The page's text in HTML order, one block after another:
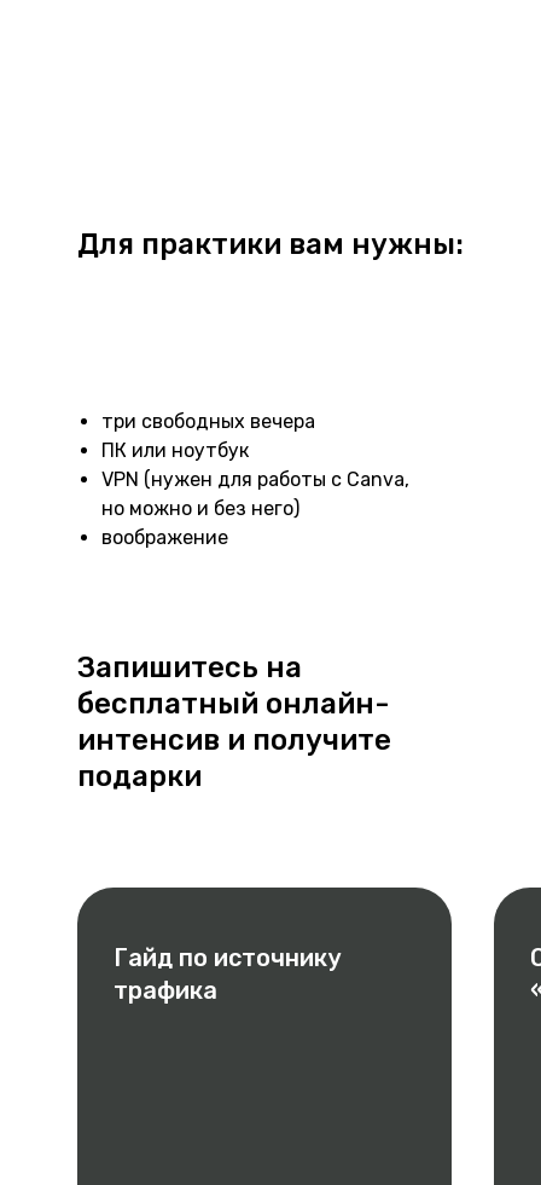
Для практики вам нужны:
три свободных вечера
ПК или ноутбук
VPN (нужен для работы с Canva,
но можно и без него)
воображение
Запишитесь на
бесплатный онлайн-
интенсив и получите
подарки
Гайд по источнику
трафика